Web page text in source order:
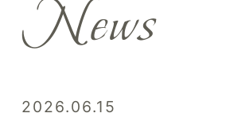
News
2026.06.15